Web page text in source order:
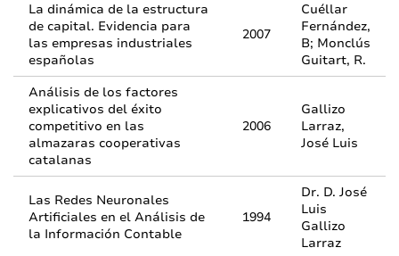
La dinámica de la estructura
de capital. Evidencia para
las empresas industriales
españolas
2007
Cuéllar
Fernández,
B; Monclús
Guitart, R.
Análisis de los factores
explicativos del éxito
competitivo en las
almazaras cooperativas
catalanas
2006
Gallizo
Larraz,
José Luis
Las Redes Neuronales
Artificiales en el Análisis de
la Información Contable
1994
Dr. D. José
Luis
Gallizo
Larraz